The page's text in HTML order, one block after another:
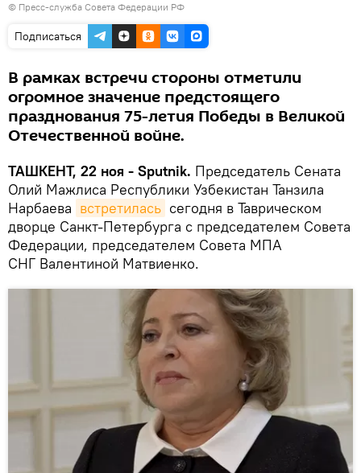
© Пресс-служба Совета Федерации РФ
Подписаться
В рамках встречи стороны отметили
огромное значение предстоящего
празднования 75-летия Победы в Великой
Отечественной войне.
ТАШКЕНТ, 22 ноя - Sputnik. Председатель Сената
Олий Мажлиса Республики Узбекистан Танзила
Нарбаева встретилась сегодня в Таврическом
дворце Санкт-Петербурга с председателем Совета
Федерации, председателем Совета МПА
СНГ Валентиной Матвиенко.